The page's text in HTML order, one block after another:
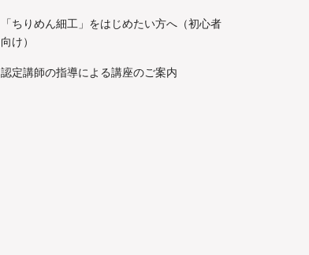
「ちりめん細工」をはじめたい方へ（初心者
向け）
認定講師の指導による講座のご案内